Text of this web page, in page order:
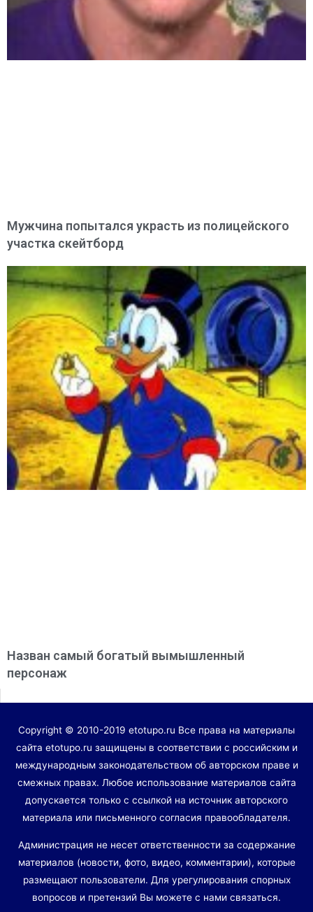
Мужчина попытался украсть из полицейского
участка скейтборд
Назван самый богатый вымышленный
персонаж
Copyright © 2010-2019 etotupo.ru Все права на материалы
сайта etotupo.ru защищены в соответствии с российским и
международным законодательством об авторском праве и
смежных правах. Любое использование материалов сайта
допускается только с ссылкой на источник авторского
материала или письменного согласия правообладателя.
Администрация не несет ответственности за содержание
материалов (новости, фото, видео, комментарии), которые
размещают пользователи. Для урегулирования спорных
вопросов и претензий Вы можете с нами связаться.